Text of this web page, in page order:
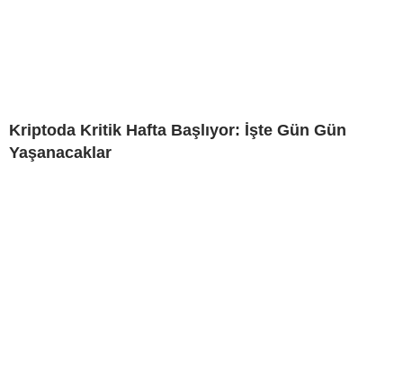
Kriptoda Kritik Hafta Başlıyor: İşte Gün Gün
Yaşanacaklar